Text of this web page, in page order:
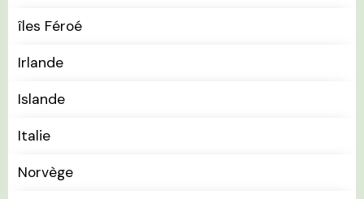
îles Féroé
Irlande
Islande
Italie
Norvège